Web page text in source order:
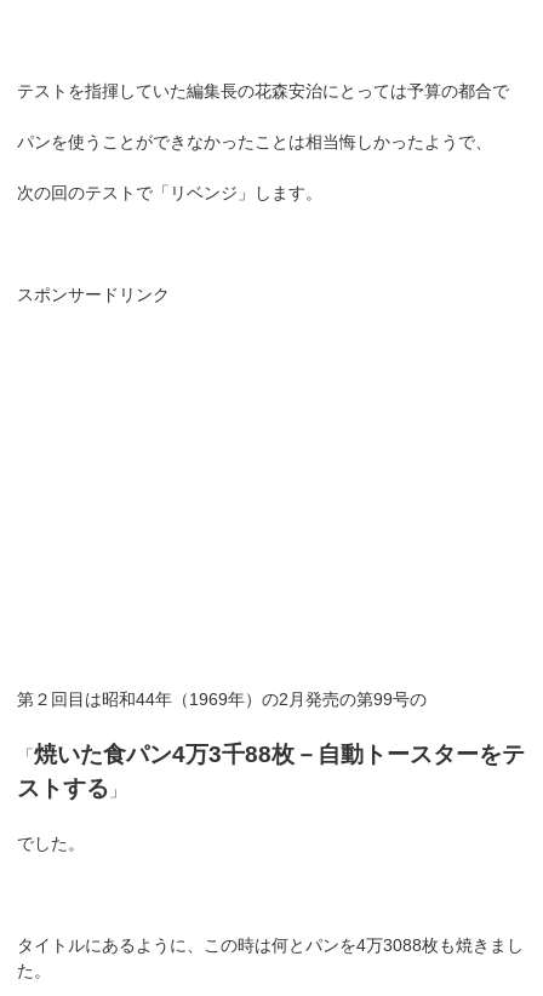
テストを指揮していた編集長の花森安治にとっては予算の都合で
パンを使うことができなかったことは相当悔しかったようで、
次の回のテストで「リベンジ」します。
スポンサードリンク
第２回目は昭和44年（1969年）の2月発売の第99号の
「焼いた食パン4万3千88枚－自動トースターをテ
ストする 」
でした。
タイトルにあるように、この時は何とパンを4万3088枚も焼きまし
た。